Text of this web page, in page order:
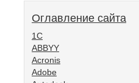
Оглавление сайта
1С
ABBYY
Acronis
Adobe